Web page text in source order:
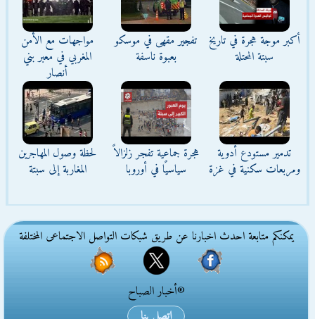
أكبر موجة هجرة في تاريخ
سبتة المحتلة
تفجير مقهى في موسكو
بعبوة ناسفة
مواجهات مع الأمن
المغربي في معبر بني
أنصار
تدمير مستودع أدوية
ومربعات سكنية في غزة
هجرة جماعية تفجر زلزالاً
سياسيًا في أوروبا
لحظة وصول المهاجرين
المغاربة إلى سبتة
يمكنكم متابعة احدث اخبارنا عن طريق شبكات التواصل الاجتماعى المختلفة
®أخبار الصباح